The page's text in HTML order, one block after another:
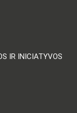
IR INICIATYVOS